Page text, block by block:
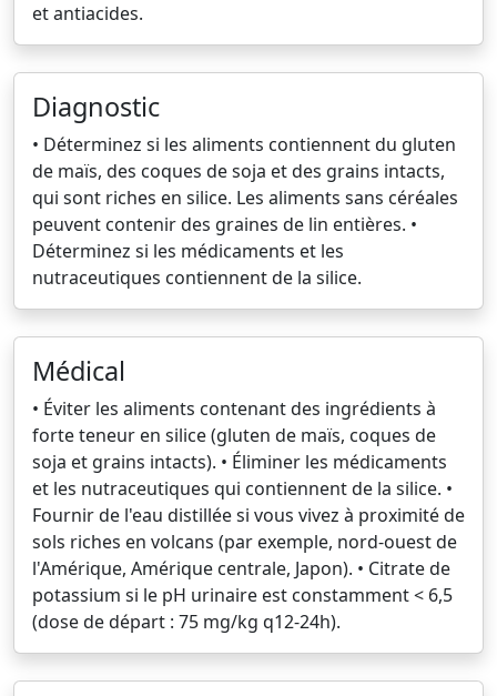
et antiacides.
Diagnostic
• Déterminez si les aliments contiennent du gluten
de maïs, des coques de soja et des grains intacts,
qui sont riches en silice. Les aliments sans céréales
peuvent contenir des graines de lin entières. •
Déterminez si les médicaments et les
nutraceutiques contiennent de la silice.
Médical
• Éviter les aliments contenant des ingrédients à
forte teneur en silice (gluten de maïs, coques de
soja et grains intacts). • Éliminer les médicaments
et les nutraceutiques qui contiennent de la silice. •
Fournir de l'eau distillée si vous vivez à proximité de
sols riches en volcans (par exemple, nord-ouest de
l'Amérique, Amérique centrale, Japon). • Citrate de
potassium si le pH urinaire est constamment < 6,5
(dose de départ : 75 mg/kg q12-24h).